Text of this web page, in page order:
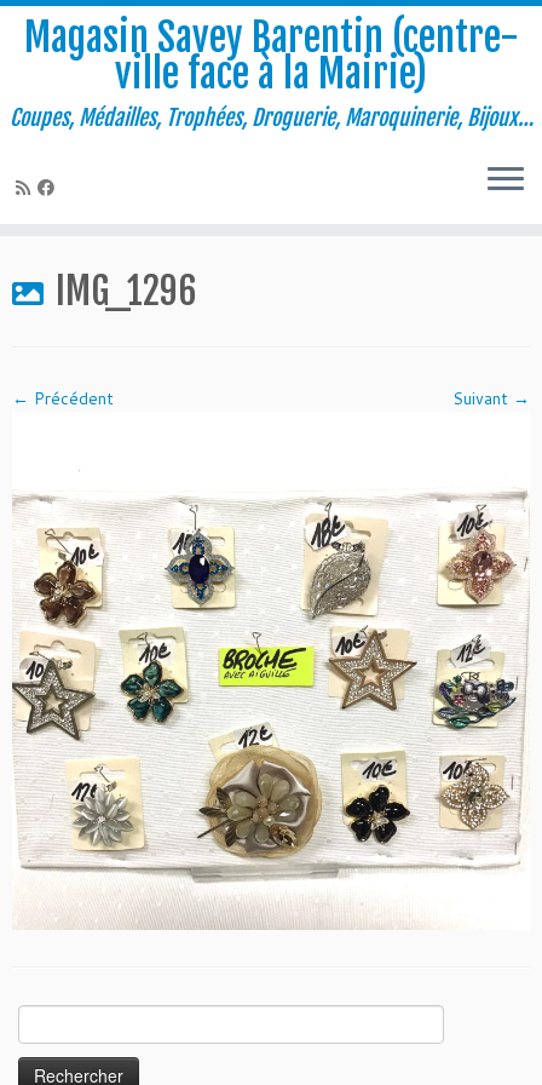
contenu
Magasin Savey Barentin (centre-
ville face à la Mairie)
Coupes, Médailles, Trophées, Droguerie, Maroquinerie, Bijoux…
IMG_1296
← Précédent Suivant →